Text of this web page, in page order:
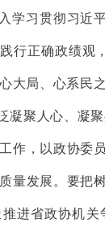
学习贯彻习近
行正确政绩观
大局、心系民
凝聚人心、凝
作，以政协委
量发展。要把
进省政协机